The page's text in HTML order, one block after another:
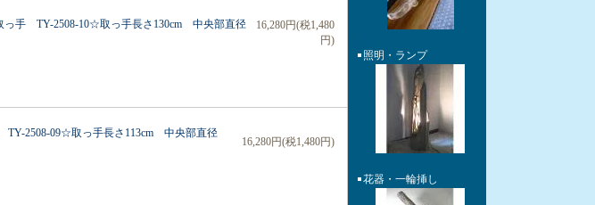
手 TY-2508-10☆取っ手長さ130cm 中央部直径
16,280円(税1,480
円)
2508-09☆取っ手長さ113cm 中央部直径
16,280円(税1,480円)
照明・ランプ
花器・一輪挿し